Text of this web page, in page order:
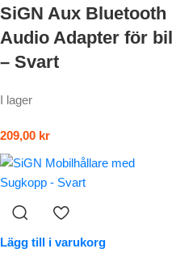
SiGN Aux Bluetooth
Audio Adapter för bil
– Svart
I lager
209,00 kr
Lägg till i varukorg